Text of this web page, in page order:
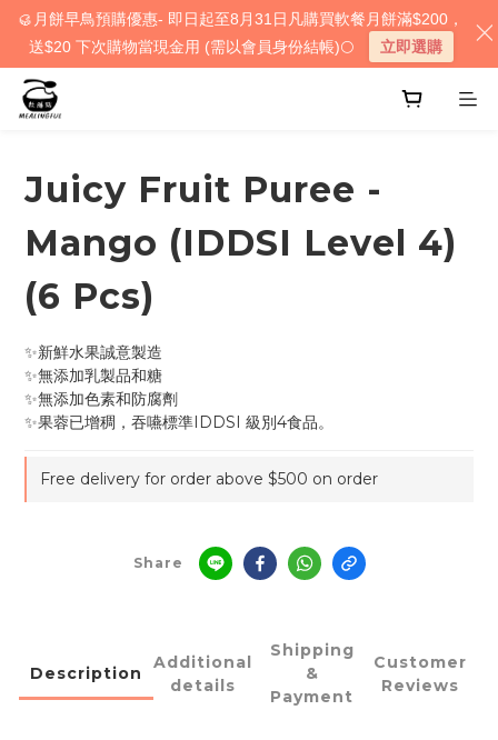
Juicy Fruit Puree -
Mango (IDDSI Level 4)
(6 Pcs)
✨新鮮水果誠意製造
✨無添加乳製品和糖
✨無添加色素和防腐劑
✨果蓉已增稠，吞嚥標準IDDSI 級別4食品。
Free delivery for order above $500 on order
Share
Description
Additional
details
Shipping
&
Payment
Customer
Reviews
🥮月餅早鳥預購優惠- 即日起至8月31日凡購買軟餐月餅滿$200，
送$20 下次購物當現金用 (需以會員身份結帳)🌕
立即選購